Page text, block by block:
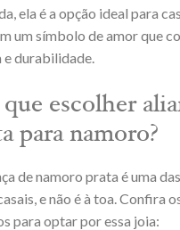
ela é a opção ideal para
um símbolo de amor que
e durabilidade.
escolher
para namoro?
de namoro prata é uma
e não é à toa. Confira
para optar por essa joia: